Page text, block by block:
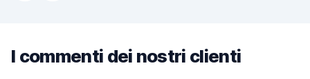
I commenti dei nostri clienti